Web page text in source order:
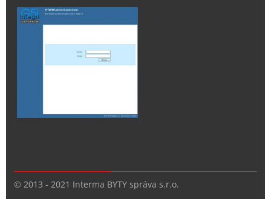
© 2013 - 2021 Interma BYTY správa s.r.o.